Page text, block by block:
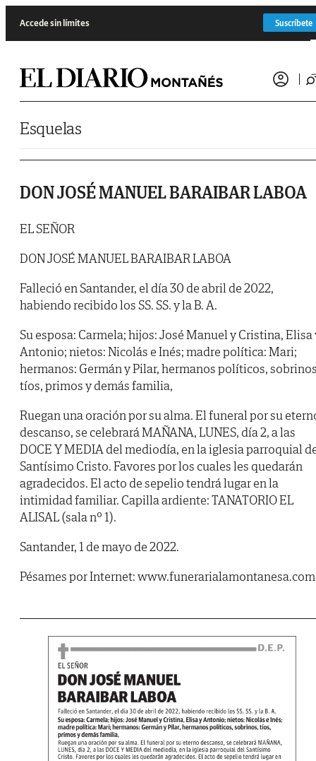
Accede sin límites Suscríbete
Esquelas
DON JOSÉ MANUEL BARAIBAR LABOA
EL SEÑOR
DON JOSÉ MANUEL BARAIBAR LABOA
Falleció en Santander, el día 30 de abril de 2022,
habiendo recibido los SS. SS. y la B. A.
Su esposa: Carmela; hijos: José Manuel y Cristina, Elisa
Antonio; nietos: Nicolás e Inés; madre política: Mari;
hermanos: Germán y Pilar, hermanos políticos,
tíos, primos y demás familia,
Ruegan una oración por su alma. El funeral por su
descanso, se celebrará MAÑANA, LUNES, día 2, a las
DOCE Y MEDIA del mediodía, en la iglesia parroquial
Santísimo Cristo. Favores por los cuales les quedarán
agradecidos. El acto de sepelio tendrá lugar en la
intimidad familiar. Capilla ardiente: TANATORIO EL
ALISAL (sala nº 1).
Santander, 1 de mayo de 2022.
Pésames por Internet: www.funerarialamontanesa.com